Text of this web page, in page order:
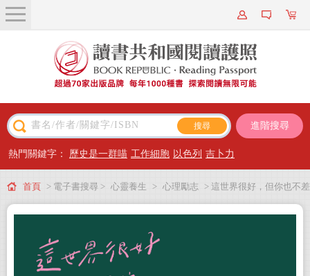
關於我們
近期新書
主題閱讀
出版專區
會員專屬
會員儲值方案
進階搜尋
熱門關鍵字： 歷史是一群喵 工作細胞 以色列 吉卜力
首頁 > 電子書搜尋 > 心靈養生 > 心理勵志 > 這世界很好，但你也不差
袋，迎向自信的自己)(電子書)